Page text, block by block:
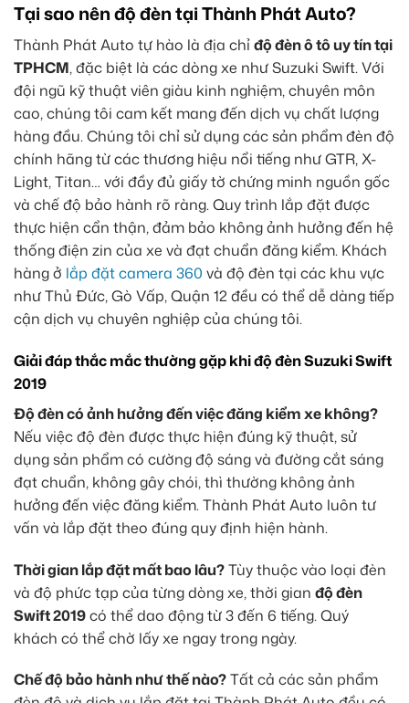
Tại sao nên độ đèn tại Thành Phát Auto?
Thành Phát Auto tự hào là địa chỉđộ đèn ô tô uy tín tại
TPHCM, đặc biệt là các dòng xe như Suzuki Swift. Với
đội ngũ kỹ thuật viên giàu kinh nghiệm, chuyên môn
cao, chúng tôi cam kết mang đến dịch vụ chất lượng
hàng đầu. Chúng tôi chỉ sử dụng các sản phẩm đèn độ
chính hãng từ các thương hiệu nổi tiếng như GTR, X-
Light, Titan… với đầy đủ giấy tờ chứng minh nguồn gốc
và chế độ bảo hành rõ ràng. Quy trình lắp đặt được
thực hiện cẩn thận, đảm bảo không ảnh hưởng đến hệ
thống điện zin của xe và đạt chuẩn đăng kiểm. Khách
hàng ở lắp đặt camera 360 và độ đèn tại các khu vực
như Thủ Đức, Gò Vấp, Quận 12 đều có thể dễ dàng tiếp
cận dịch vụ chuyên nghiệp của chúng tôi.
Giải đáp thắc mắc thường gặp khi độ đèn Suzuki Swift
2019
Độ đèn có ảnh hưởng đến việc đăng kiểm xe không?
Nếu việc độ đèn được thực hiện đúng kỹ thuật, sử
dụng sản phẩm có cường độ sáng và đường cắt sáng
đạt chuẩn, không gây chói, thì thường không ảnh
hưởng đến việc đăng kiểm. Thành Phát Auto luôn tư
vấn và lắp đặt theo đúng quy định hiện hành.
Thời gian lắp đặt mất bao lâu?Tùy thuộc vào loại đèn
và độ phức tạp của từng dòng xe, thời gian độ đèn
Swift 2019có thể dao động từ 3 đến 6 tiếng. Quý
khách có thể chờ lấy xe ngay trong ngày.
Chế độ bảo hành như thế nào?Tất cả các sản phẩm